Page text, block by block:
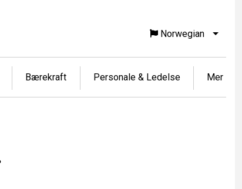
Norwegian List
Bærekraft Personale & Ledelse Mer